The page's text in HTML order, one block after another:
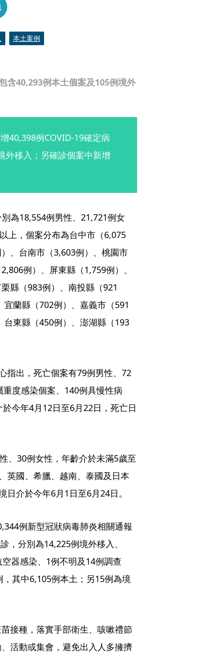
含40,293例本土個案及105例境外
本土案例
40,398例COVID-19確定病
外移入；另確診個案中新增
為18,554例男性、21,721例女
上，個案分布為台中市（6,075
、台南市（3,603例）、桃園市
例）、屏東縣（1,759例）、
縣（983例）、南投縣（921
蘭縣（702例）、嘉義市（591
東縣（450例）、澎湖縣（193
指出，死亡個案有79例男性、72
度感染個案、140例具慢性病
今年4月12日至6月22日，死亡日
、30例女性，年齡介於未滿5歲至
英國、希臘、越南、泰國及日本
介於今年6月1日至6月24日。
例新型冠狀病毒肺炎相關通報
，分別為14,225例境外移入、
器感染、1例不明及14例調查
其中6,105例本土；另15例為境
接種，落實手部衛生、咳嗽禮節
活動或集會，避免出入人多擁擠